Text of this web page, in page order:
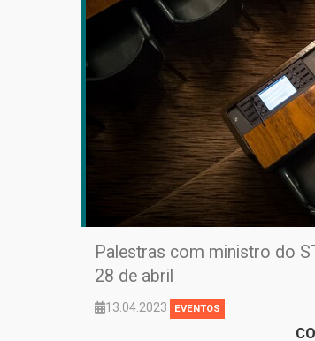
Palestras com ministro do
28 de abril
13.04.2023 EVENTOS